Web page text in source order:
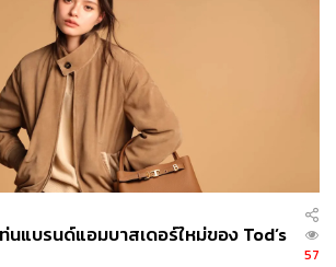
นแบรนด์แอมบาสเดอร์ใหม่ของ Tod’s
57